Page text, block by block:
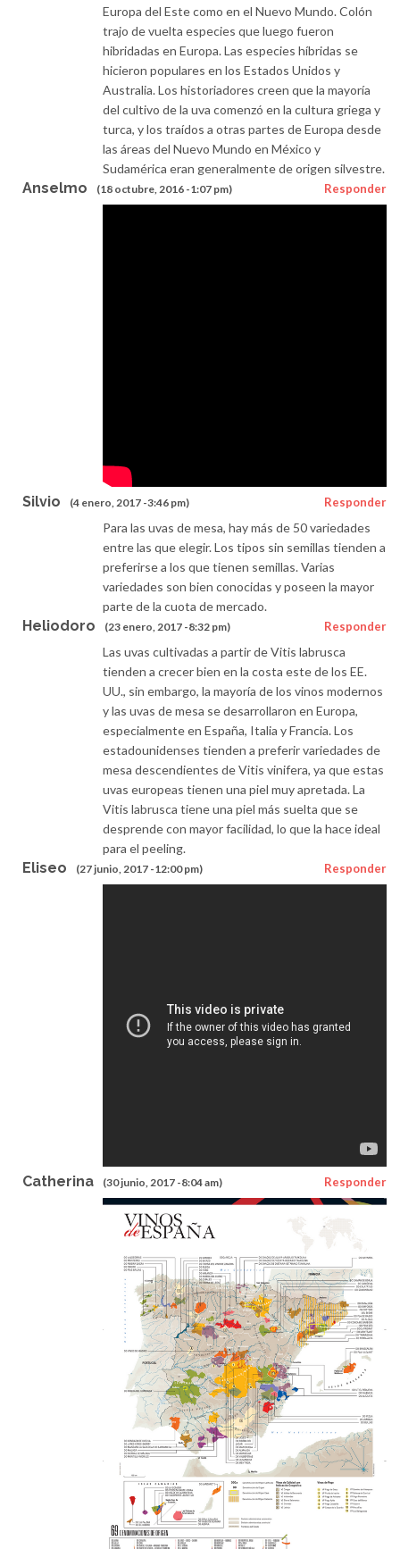
Europa del Este como en el Nuevo Mundo. Colón
trajo de vuelta especies que luego fueron
hibridadas en Europa. Las especies híbridas se
hicieron populares en los Estados Unidos y
Australia. Los historiadores creen que la mayoría
del cultivo de la uva comenzó en la cultura griega y
turca, y los traídos a otras partes de Europa desde
las áreas del Nuevo Mundo en México y
Sudamérica eran generalmente de origen silvestre.
Anselmo (18 octubre, 2016 -1:07 pm) Responder
Silvio (4 enero, 2017 -3:46 pm) Responder
Para las uvas de mesa, hay más de 50 variedades
entre las que elegir. Los tipos sin semillas tienden a
preferirse a los que tienen semillas. Varias
variedades son bien conocidas y poseen la mayor
parte de la cuota de mercado.
Heliodoro (23 enero, 2017 -8:32 pm) Responder
Las uvas cultivadas a partir de Vitis labrusca
tienden a crecer bien en la costa este de los EE.
UU., sin embargo, la mayoría de los vinos modernos
y las uvas de mesa se desarrollaron en Europa,
especialmente en España, Italia y Francia. Los
estadounidenses tienden a preferir variedades de
mesa descendientes de Vitis vinifera, ya que estas
uvas europeas tienen una piel muy apretada. La
Vitis labrusca tiene una piel más suelta que se
desprende con mayor facilidad, lo que la hace ideal
para el peeling.
Eliseo (27 junio, 2017 -12:00 pm) Responder
Catherina (30 junio, 2017 -8:04 am) Responder